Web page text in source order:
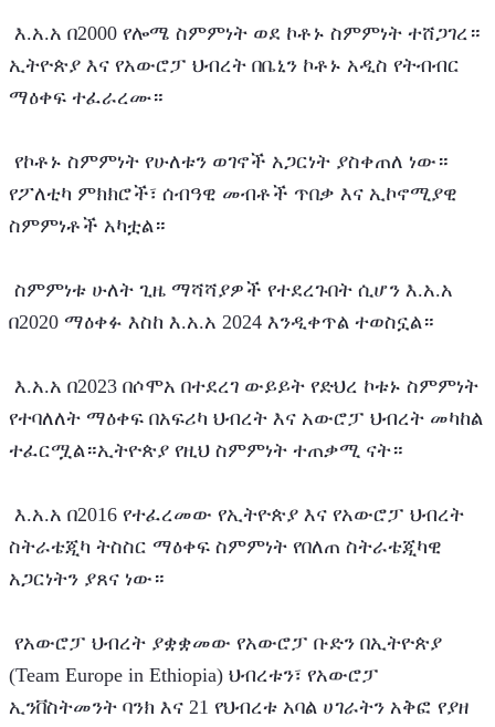
ኢትዮጵያ እና የአውሮፓ ህብረት በቤኒን ኮቶኑ አዲስ የትብብር
ማዕቀፍ ተፈራረሙ።
የፖለቲካ ምክክሮች፣ ሰብዓዊ መብቶች ጥበቃ እና ኢኮኖሚያዊ
ስምምነቶች አካቷል።
በ2020 ማዕቀፉ እስከ እ.አ.አ 2024 እንዲቀጥል ተወስኗል።
የተባለለት ማዕቀፍ በአፍሪካ ህብረት እና አውሮፓ ህብረት መካከል
ተፈርሟል።ኢትዮጵያ የዚህ ስምምነት ተጠቃሚ ናት።
ስትራቴጂካ ትስስር ማዕቀፍ ስምምነት የበለጠ ስትራቴጂካዊ
አጋርነትን ያጸና ነው።
(Team Europe in Ethiopia) ህብረቱን፣ የአውሮፓ
ኢንቨስትመንት ባንክ እና 21 የህብረቱ አባል ሀገራትን አቅፎ የያዘ